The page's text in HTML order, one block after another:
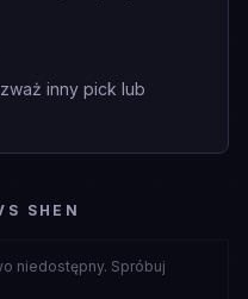
inny pick lub
SHEN
niedostępny. Spróbuj